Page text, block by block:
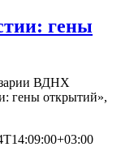
гены
ВДНХ
гены открытий»,